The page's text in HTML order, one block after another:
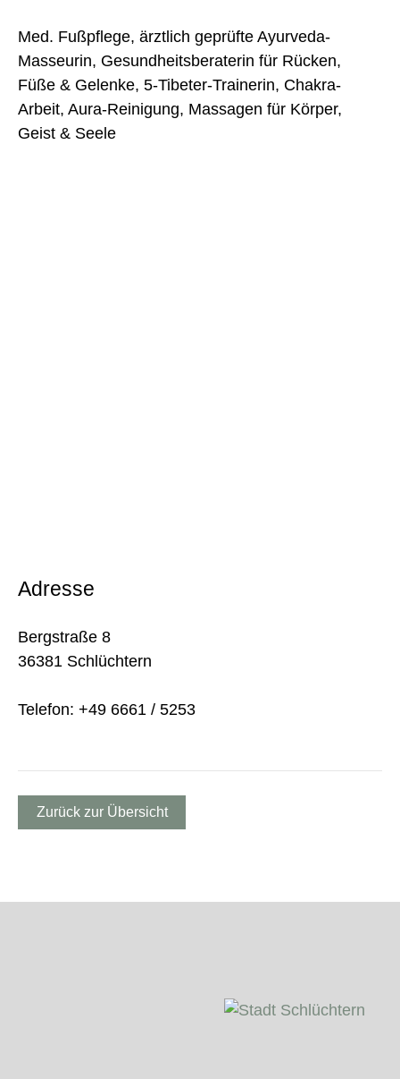
Med. Fußpflege, ärztlich geprüfte Ayurveda-
Masseurin, Gesundheitsberaterin für Rücken,
Füße & Gelenke, 5-Tibeter-Trainerin, Chakra-
Arbeit, Aura-Reinigung, Massagen für Körper,
Geist & Seele
Adresse
Bergstraße 8
36381 Schlüchtern
Telefon: +49 6661 / 5253
Zurück zur Übersicht